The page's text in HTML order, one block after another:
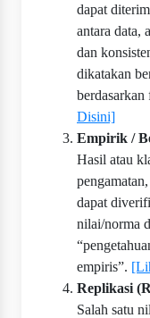
dapat
antara data,
dan
dikatakan
Disini]
Empirik /
Hasil atau
dapat
nilai/norma
empiris”.
Replikasi
Salah satu